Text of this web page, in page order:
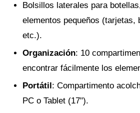
Bolsillos laterales para
elementos pequeños (tarjetas,
etc.).
Organización: 10
encontrar fácilmente los
Portátil: Compartimento
PC o Tablet (17").